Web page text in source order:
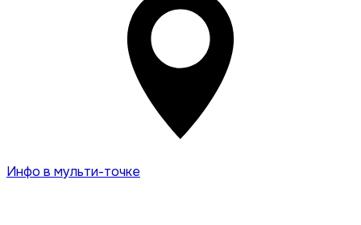
Инфо в мульти-точке